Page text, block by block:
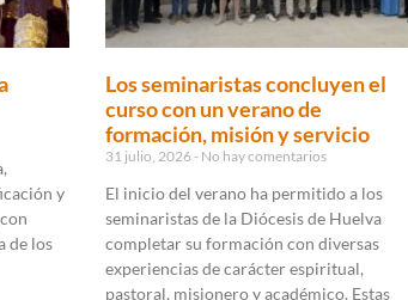
y
de los
Los seminaristas concluyen el
curso con un verano de
formación, misión y servicio
31 julio, 2026 No hay comentarios
El inicio del verano ha permitido a los
seminaristas de la Diócesis de Huelva
completar su formación con diversas
experiencias de carácter espiritual,
pastoral, misionero y académico. Estas